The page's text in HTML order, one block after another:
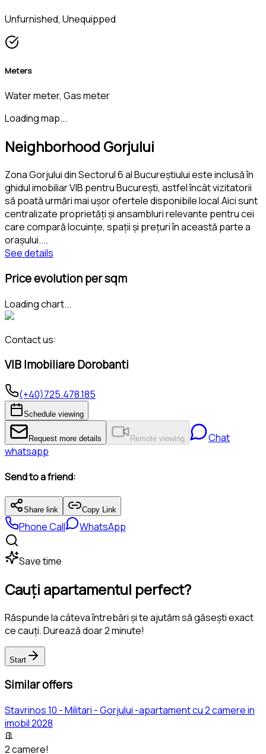
Unfurnished, Unequipped
Meters
Water meter, Gas meter
Loading map...
Neighborhood Gorjului
Zona Gorjului din Sectorul 6 al Bucureștiului este inclusă în
ghidul imobiliar VIB pentru București, astfel încât vizitatorii
să poată urmări mai ușor ofertele disponibile local.Aici sunt
centralizate proprietăți și ansambluri relevante pentru cei
care compară locuințe, spații și prețuri în această parte a
orașului....
See details
Price evolution per sqm
Loading chart...
Contact us:
VIB Imobiliare Dorobanti
(+40)725.478.185
Schedule viewing
Request more details Remote viewing
Chat
whatsapp
Send to a friend:
Share link Copy Link
Phone Call WhatsApp
Save time
Cauți apartamentul perfect?
Răspunde la câteva întrebări și te ajutăm să găsești exact
ce cauți. Durează doar 2 minute!
Start
Similar offers
Stavrinos 10 - Militari - Gorjului -apartament cu 2 camere in
imobil 2028
2 camere!